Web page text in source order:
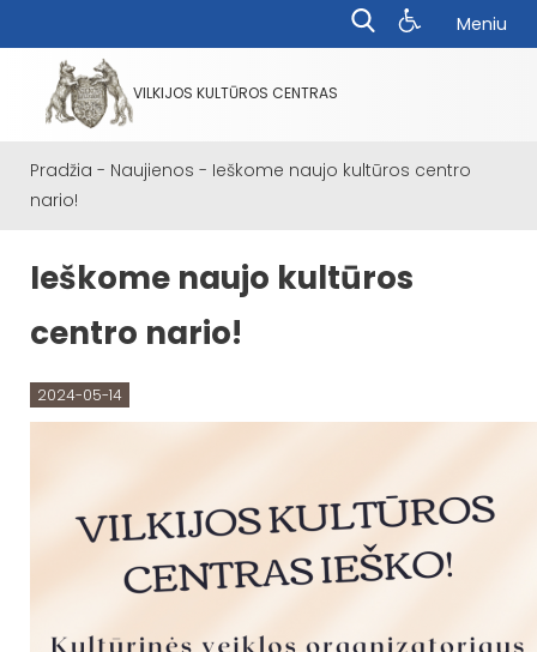
Meniu
VILKIJOS KULTŪROS CENTRAS
Pradžia - Naujienos - Ieškome naujo kultūros centro
nario!
Ieškome naujo kultūros
centro nario!
2024-05-14